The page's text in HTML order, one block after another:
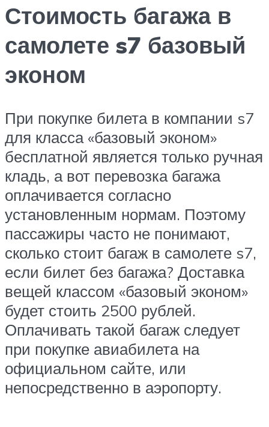
Стоимость багажа в
самолете s7 базовый
эконом
При покупке билета в компании s7
для класса «базовый эконом»
бесплатной является только ручная
кладь, а вот перевозка багажа
оплачивается согласно
установленным нормам. Поэтому
пассажиры часто не понимают,
сколько стоит багаж в самолете s7,
если билет без багажа? Доставка
вещей классом «базовый эконом»
будет стоить 2500 рублей.
Оплачивать такой багаж следует
при покупке авиабилета на
официальном сайте, или
непосредственно в аэропорту.